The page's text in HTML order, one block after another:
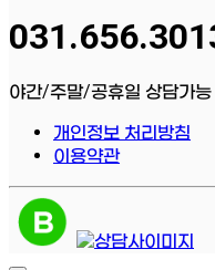
야간/주말/공휴일 상담가능
개인정보 처리방침
이용약관